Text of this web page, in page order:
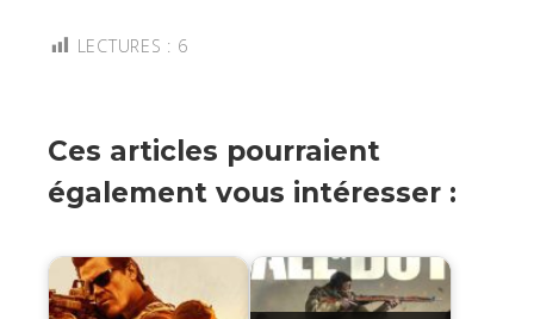
LECTURES : 6
Ces articles pourraient
également vous intéresser :